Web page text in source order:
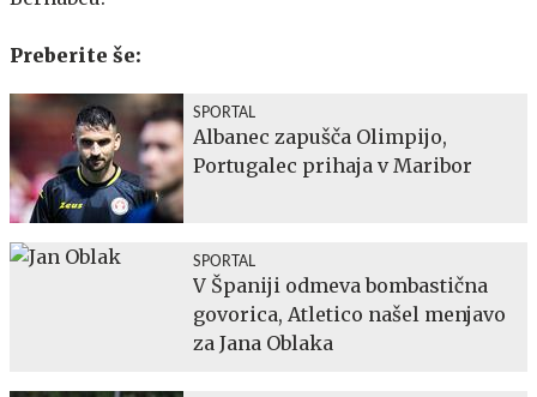
Preberite še:
SPORTAL
Albanec zapušča Olimpijo,
Portugalec prihaja v Maribor
SPORTAL
V Španiji odmeva bombastična
govorica, Atletico našel menjavo
za Jana Oblaka